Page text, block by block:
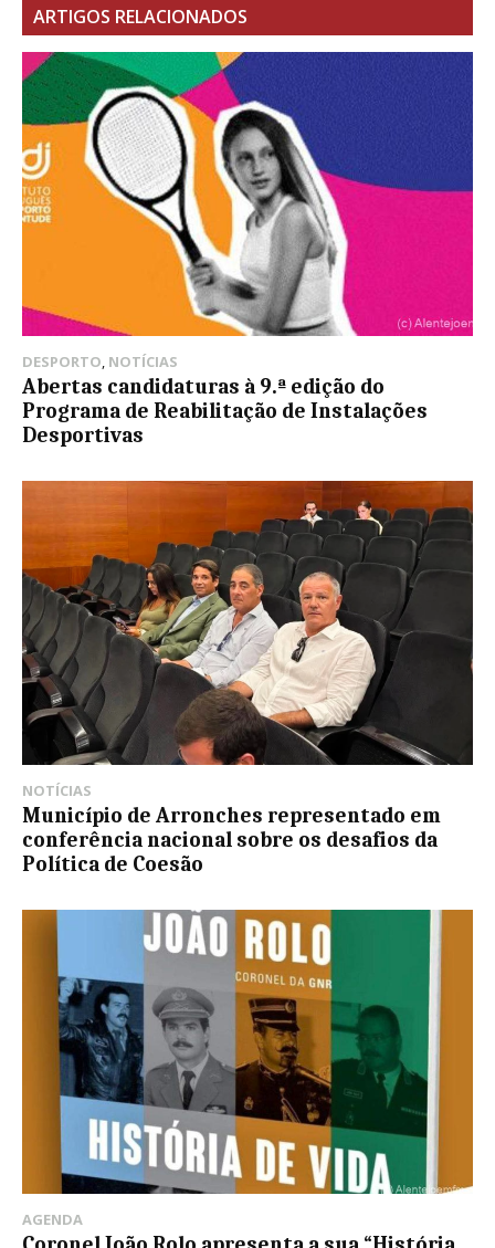
ARTIGOS RELACIONADOS
DESPORTO, NOTÍCIAS
Abertas candidaturas à 9.ª edição do
Programa de Reabilitação de Instalações
Desportivas
NOTÍCIAS
Município de Arronches representado em
conferência nacional sobre os desafios da
Política de Coesão
AGENDA